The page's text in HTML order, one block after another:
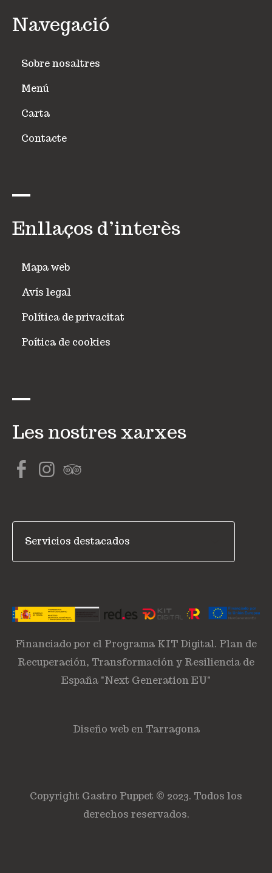
Navegació
Sobre nosaltres
Menú
Carta
Contacte
Enllaços d’interès
Mapa web
Avís legal
Política de privacitat
Poítica de cookies
Les nostres xarxes
Financiado por el Programa KIT Digital. Plan de
Recuperación, Transformación y Resiliencia de
España "Next Generation EU"
Diseño web en Tarragona
Copyright Gastro Puppet © 2023. Todos los
derechos reservados.